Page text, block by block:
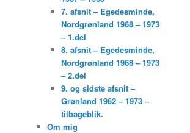
7. afsnit – Egedesminde,
Nordgrønland 1968 – 1973
– 1.del
8. afsnit – Egedesminde,
Nordgrønland 1968 – 1973
– 2.del
9. og sidste afsnit –
Grønland 1962 – 1973 –
tilbageblik.
Om mig